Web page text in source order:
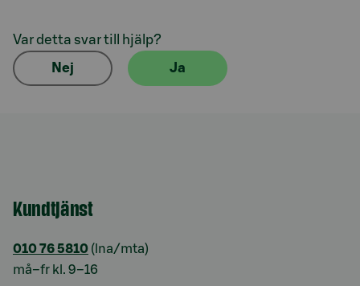
Var detta svar till hjälp?
Nej Ja
Kundtjänst
010 76 5810 (lna/mta)
må–fr kl. 9–16